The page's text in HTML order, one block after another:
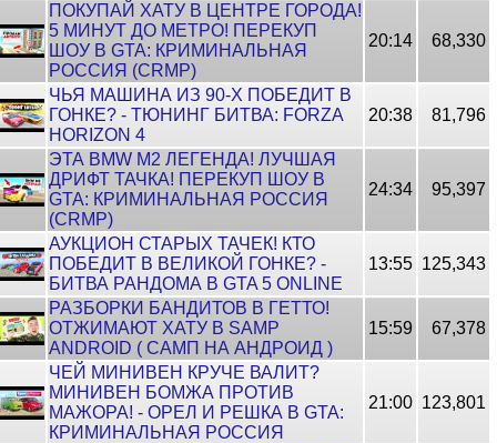
ПОКУПАЙ ХАТУ В ЦЕНТРЕ ГОРОДА!
5 МИНУТ ДО МЕТРО! ПЕРЕКУП
ШОУ В GTA: КРИМИНАЛЬНАЯ
РОССИЯ (CRMP)
20:14 68,330
ЧЬЯ МАШИНА ИЗ 90-Х ПОБЕДИТ В
ГОНКЕ? - ТЮНИНГ БИТВА: FORZA
HORIZON 4
20:38 81,796
ЭТА BMW M2 ЛЕГЕНДА! ЛУЧШАЯ
ДРИФТ ТАЧКА! ПЕРЕКУП ШОУ В
GTA: КРИМИНАЛЬНАЯ РОССИЯ
(CRMP)
24:34 95,397
АУКЦИОН СТАРЫХ ТАЧЕК! КТО
ПОБЕДИТ В ВЕЛИКОЙ ГОНКЕ? -
БИТВА РАНДОМА В GTA 5 ONLINE
13:55 125,343
РАЗБОРКИ БАНДИТОВ В ГЕТТО!
ОТЖИМАЮТ ХАТУ В SAMP
ANDROID ( САМП НА АНДРОИД )
15:59 67,378
ЧЕЙ МИНИВЕН КРУЧЕ ВАЛИТ?
МИНИВЕН БОМЖА ПРОТИВ
МАЖОРА! - ОРЕЛ И РЕШКА В GTA:
КРИМИНАЛЬНАЯ РОССИЯ
21:00 123,801